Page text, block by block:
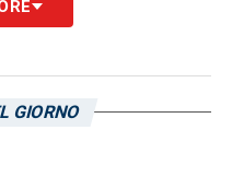
le sue qualità
il suo profilo
Italiano,
GIORNO